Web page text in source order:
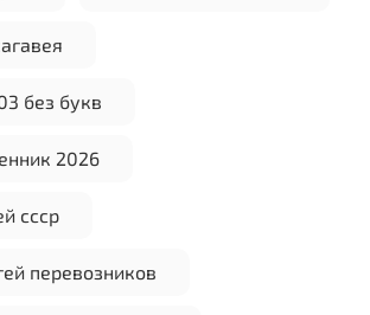
без букв
2026
ссср
перевозников